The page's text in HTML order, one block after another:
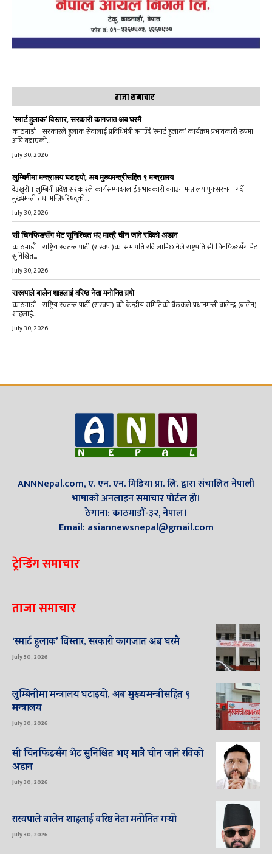
ताजा समाचार
‘स्मार्ट हुलाक’ विस्तार, सरकारी कागजात अब घरमै
काठमाडौं । सरकारले हुलाक सेवालाई प्रविधिमैत्री बनाउँदै ‘स्मार्ट हुलाक’ कार्यक्रम प्रभावकारी रूपमा
अघि बढाएको...
July 30, 2026
लुम्बिनीमा मन्त्रालय घटाइयो, अब मुख्यमन्त्रीसहित ९ मन्त्रालय
देउखुरी । लुम्बिनी प्रदेश सरकारले कार्यसम्पादनलाई प्रभावकारी बनाउन मन्त्रालय पुनःसंरचना गर्दै
मुख्यमन्त्री तथा मन्त्रिपरिषद्को...
July 30, 2026
सी चिनफिङसँग भेट सुनिश्चित भए मात्रै चीन जाने रविको अडान
काठमाडौं । राष्ट्रिय स्वतन्त्र पार्टी (रास्वपा)का सभापति रवि लामिछानेले राष्ट्रपति सी चिनफिङसँग भेट
सुनिश्चित...
July 30, 2026
रास्वपाले बालेन शाहलाई वरिष्ठ नेता मनोनित गर्‍यो
काठमाडौं । राष्ट्रिय स्वतन्त्र पार्टी (रास्वपा) को केन्द्रीय समितिको बैठकले प्रधानमन्त्री बालेन्द्र (बालेन)
शाहलाई...
July 30, 2026
ANNNepal.com, ए. एन. एन. मिडिया प्रा. लि. द्वारा संचालित नेपाली
भाषाको अनलाइन समाचार पोर्टल हो।
ठेगाना: काठमाडौँ-३२, नेपाल।
Email: asiannewsnepal@gmail.com
ट्रेन्डिंग समाचार
ताजा समाचार
‘स्मार्ट हुलाक’ विस्तार, सरकारी कागजात अब घरमै
July 30, 2026
लुम्बिनीमा मन्त्रालय घटाइयो, अब मुख्यमन्त्रीसहित ९
मन्त्रालय
July 30, 2026
सी चिनफिङसँग भेट सुनिश्चित भए मात्रै चीन जाने रविको
अडान
July 30, 2026
रास्वपाले बालेन शाहलाई वरिष्ठ नेता मनोनित गर्‍यो
July 30, 2026